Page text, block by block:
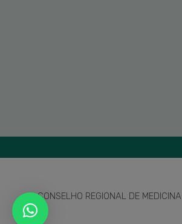
CONSELHO REGIONAL DE